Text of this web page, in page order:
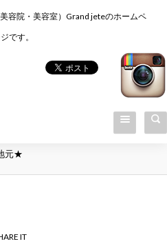
容院・美容室）Grand jeteのホームペ
です。
元★
IT